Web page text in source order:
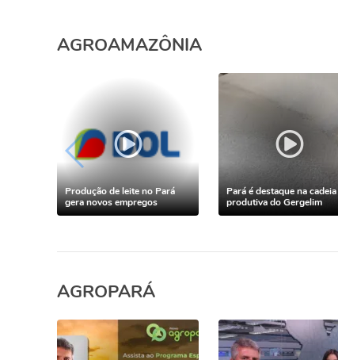
AGROAMAZÔNIA
Produção de leite no Pará
gera novos empregos
Pará é destaque na cadeia
produtiva do Gergelim
AGROPARÁ